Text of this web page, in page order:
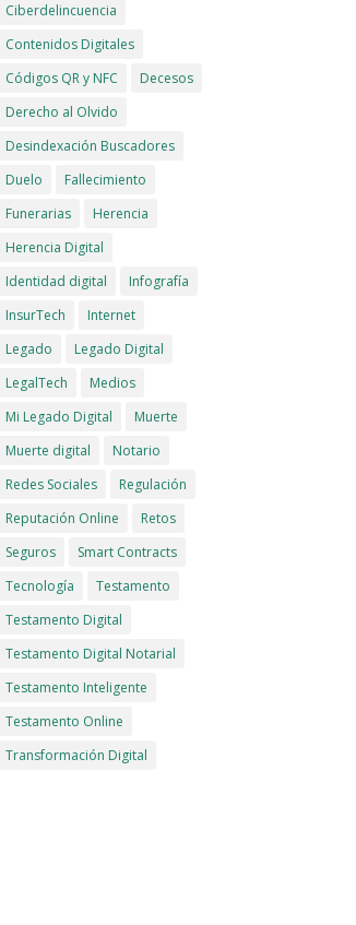
Ciberdelincuencia
Contenidos Digitales
Códigos QR y NFC
Decesos
Derecho al Olvido
Desindexación Buscadores
Duelo
Fallecimiento
Funerarias
Herencia
Herencia Digital
Identidad digital
Infografía
InsurTech
Internet
Legado
Legado Digital
LegalTech
Medios
Mi Legado Digital
Muerte
Muerte digital
Notario
Redes Sociales
Regulación
Reputación Online
Retos
Seguros
Smart Contracts
Tecnología
Testamento
Testamento Digital
Testamento Digital Notarial
Testamento Inteligente
Testamento Online
Transformación Digital